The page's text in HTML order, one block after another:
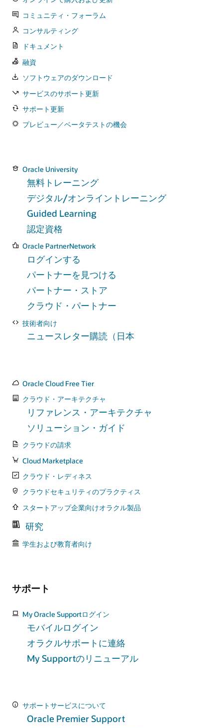
コミュニティ・フォーラム
コンサルティング
ドキュメント
融資
ソフトウェアのダウンロード
サービスのサポート更新
サポート更新
プレビュー／ベータテストの機会
Oracle University
無料トレーニング
デジタル/オンライントレーニング
Guided Learning
認定資格
Oracle PartnerNetwork
ログインする
パートナーを見つける
パートナー・ストア
クラウド・パートナー
技術者向け
ニュースレター購読（日本
Oracle Cloud Free Tier
クラウド・アーキテクチャ
リファレンス・アーキテクチャ
ソリューション・ガイド
クラウドの請求
Cloud Marketplace
クラウド・レディネス
クラウドセキュリティのプラクティス
スタートアップ企業向けオラクル製品
研究
学生および教育者向け
サポート
My Oracle Supportログイン
モバイルログイン
オラクルサポートに連絡
My Supportのリニューアル
サポートサービスについて
Oracle Premier Support